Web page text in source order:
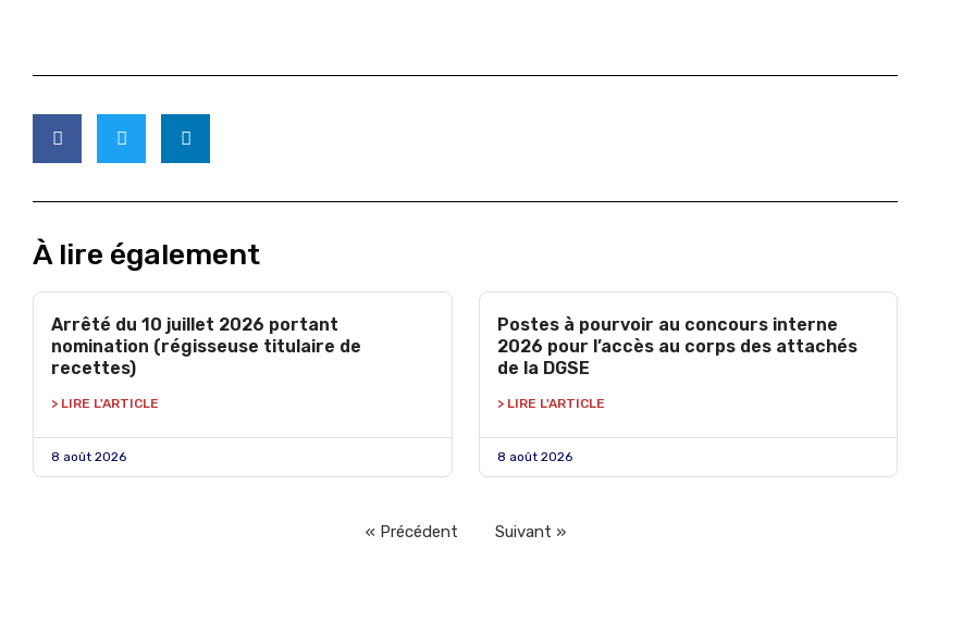
À lire également
Arrêté du 10 juillet 2026 portant
nomination (régisseuse titulaire de
recettes)
> LIRE L'ARTICLE
8 août 2026
Postes à pourvoir au concours interne
2026 pour l’accès au corps des attachés
de la DGSE
> LIRE L'ARTICLE
8 août 2026
« Précédent Suivant »